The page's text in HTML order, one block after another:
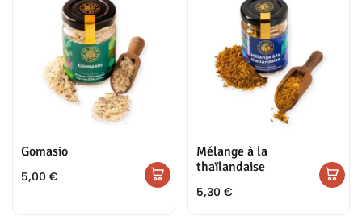
Gomasio
5,00 €
Mélange à la
thaïlandaise
5,30 €